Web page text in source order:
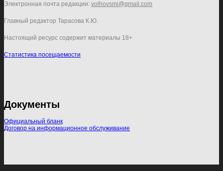
Электронная почта редакции: volhovsmi@gmail.com
Главный редактор Тарасова К.Ю.
Настоящий ресурс содержит материалы 18+
Статистика посещаемости
Документы
Официальный бланк
Договор на информационное обслуживание